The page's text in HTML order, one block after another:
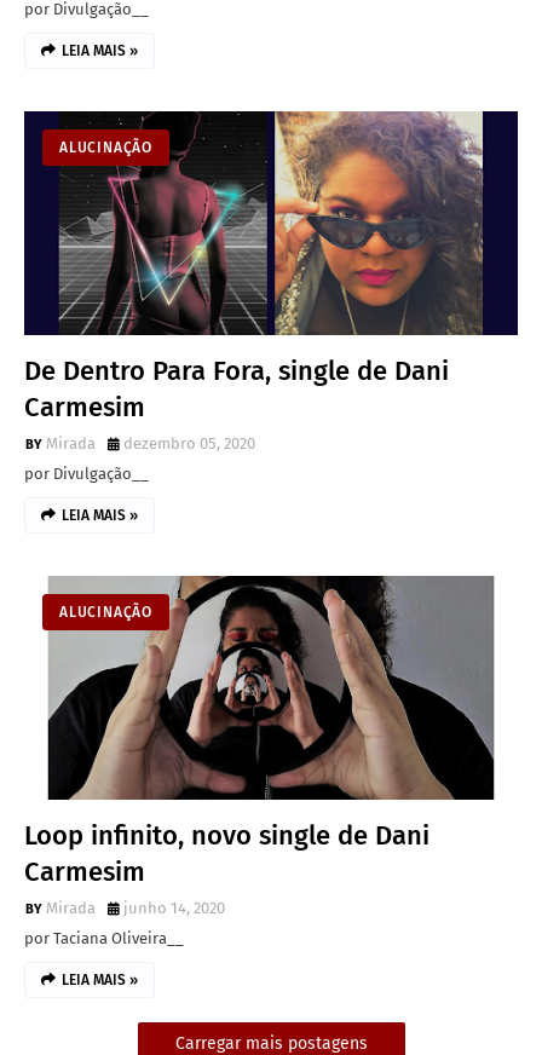
por Divulgação__
LEIA MAIS »
ALUCINAÇÃO
De Dentro Para Fora, single de Dani
Carmesim
Mirada
dezembro 05, 2020
por Divulgação__
LEIA MAIS »
ALUCINAÇÃO
Loop infinito, novo single de Dani
Carmesim
Mirada
junho 14, 2020
por Taciana Oliveira__
LEIA MAIS »
Carregar mais postagens